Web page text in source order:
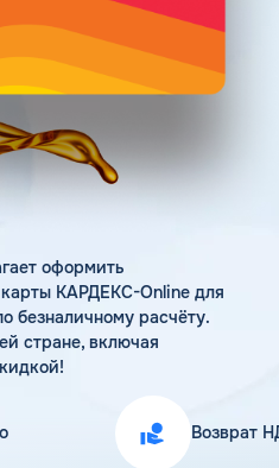
оформить
КАРДЕКС-Online для
безналичному расчёту.
стране, включая
Возврат